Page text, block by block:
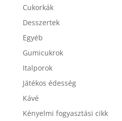
Cukorkák
Desszertek
Egyéb
Gumicukrok
Italporok
Játékos édesség
Kávé
Kényelmi fogyasztási cikk